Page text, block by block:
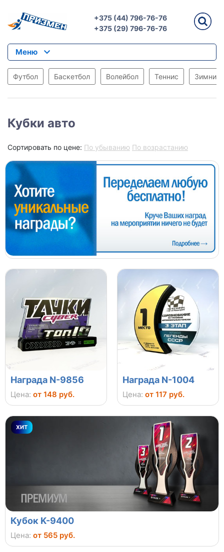
+375 (44) 796-76-76
+375 (29) 796-76-76
Меню
Футбол Баскетбол Волейбол Теннис Зимние
Кубки авто
Сортировать по цене: По убыванию По возрастанию
Награда N-9856
Цена: от 148 руб.
Награда N-1004
Цена: от 117 руб.
ХИТ
Кубок K-9400
Цена: от 565 руб.